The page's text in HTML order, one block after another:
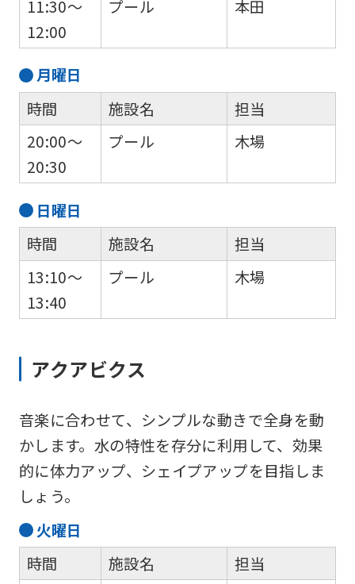
11:30～
12:00
プール 本田
月曜日
時間
20:00～
20:30
施設名
プール
担当
木場
日曜日
時間
13:10～
13:40
施設名
プール
担当
木場
アクアビクス
音楽に合わせて、シンプルな動きで全身を動
かします。水の特性を存分に利用して、効果
的に体力アップ、シェイプアップを目指しま
しょう。
火曜日
時間
施設名
担当
understand
Automatic